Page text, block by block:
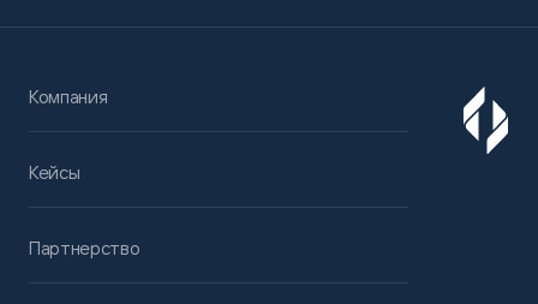
Компания
Кейсы
Партнерство